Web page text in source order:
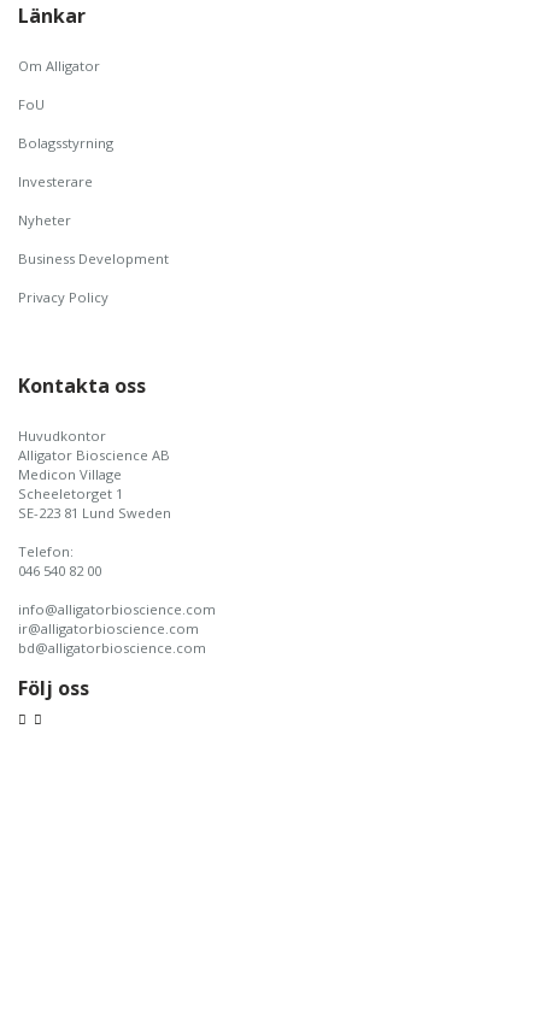
Länkar
Om Alligator
FoU
Bolagsstyrning
Investerare
Nyheter
Business Development
Privacy Policy
Kontakta oss
Huvudkontor
Alligator Bioscience AB
Medicon Village
Scheeletorget 1
SE-223 81 Lund Sweden
Telefon:
046 540 82 00
info@alligatorbioscience.com
ir@alligatorbioscience.com
bd@alligatorbioscience.com
Följ oss